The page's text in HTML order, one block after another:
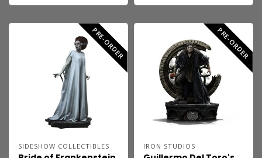
PRE-ORDER
SIDESHOW COLLECTIBLES
PRE-ORDER
IRON STUDIOS